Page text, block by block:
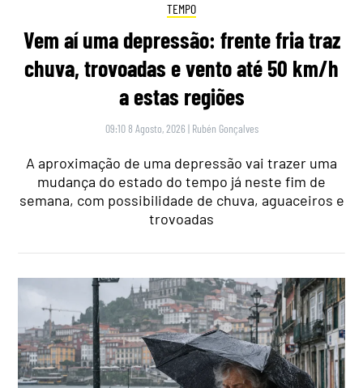
TEMPO
Vem aí uma depressão: frente fria traz
chuva, trovoadas e vento até 50 km/h
a estas regiões
09:10 8 Agosto, 2026 | Rubén Gonçalves
A aproximação de uma depressão vai trazer uma
mudança do estado do tempo já neste fim de
semana, com possibilidade de chuva, aguaceiros e
trovoadas